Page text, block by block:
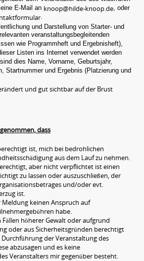
E-Mail an knoop@hilde-knoop.de, oder
.
und Darstellung von Starter- und
veranstaltungsbegleitenden
wie Programmheft und Ergebnisheft),
Listen ins Internet verwendet werden
dies Name, Vorname, Geburtsjahr,
Startnummer und Ergebnis (Platzierung und
und gut sichtbar auf der Brust
dass
ist, mich bei bedrohlichen
aus dem Lauf zu nehmen.
aber nicht verpflichtet ist einen
zu lassen oder auszuschließen, der
und/oder evt.
ist.
keinen Anspruch auf
habe.
höherer Gewalt oder aufgrund
oder aus Sicherheitsgründen berechtigt
der Veranstaltung des
abzusagen und es keine
Veranstalters mir gegenüber besteht.